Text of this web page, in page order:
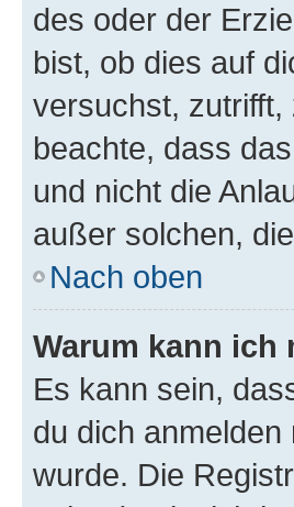
des oder der
bist, ob dies auf
versuchst, zutrifft,
beachte, dass
und nicht die
außer solchen,
Nach oben
Warum kann
Es kann sein,
du dich
wurde. Die